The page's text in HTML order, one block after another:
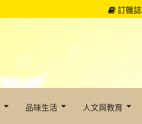
訂雜誌
品味生活 人文與教育